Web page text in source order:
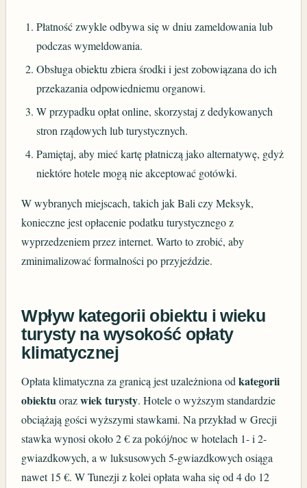
Płatność zwykle odbywa się w dniu zameldowania lub
podczas wymeldowania.
Obsługa obiektu zbiera środki i jest zobowiązana do ich
przekazania odpowiedniemu organowi.
W przypadku opłat online, skorzystaj z dedykowanych
stron rządowych lub turystycznych.
Pamiętaj, aby mieć kartę płatniczą jako alternatywę, gdyż
niektóre hotele mogą nie akceptować gotówki.
W wybranych miejscach, takich jak Bali czy Meksyk,
konieczne jest opłacenie podatku turystycznego z
wyprzedzeniem przez internet. Warto to zrobić, aby
zminimalizować formalności po przyjeździe.
Wpływ kategorii obiektu i wieku
turysty na wysokość opłaty
klimatycznej
Opłata klimatyczna za granicą jest uzależniona odkategorii
obiektuorazwiek turysty. Hotele o wyższym standardzie
obciążają gości wyższymi stawkami. Na przykład w Grecji
stawka wynosi około 2 € za pokój/noc w hotelach 1- i 2-
gwiazdkowych, a w luksusowych 5-gwiazdkowych osiąga
nawet 15 €. W Tunezji z kolei opłata waha się od 4 do 12